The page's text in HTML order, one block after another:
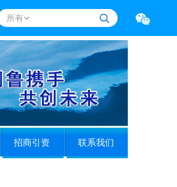
所有
招商引资 联系我们